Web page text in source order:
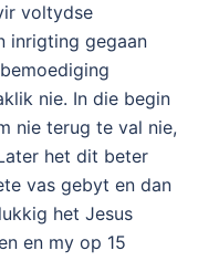
voltydse
inrigting gegaan
nie. In die begin
nie terug te val nie,
het dit beter
vas gebyt en dan
het Jesus
en my op 15